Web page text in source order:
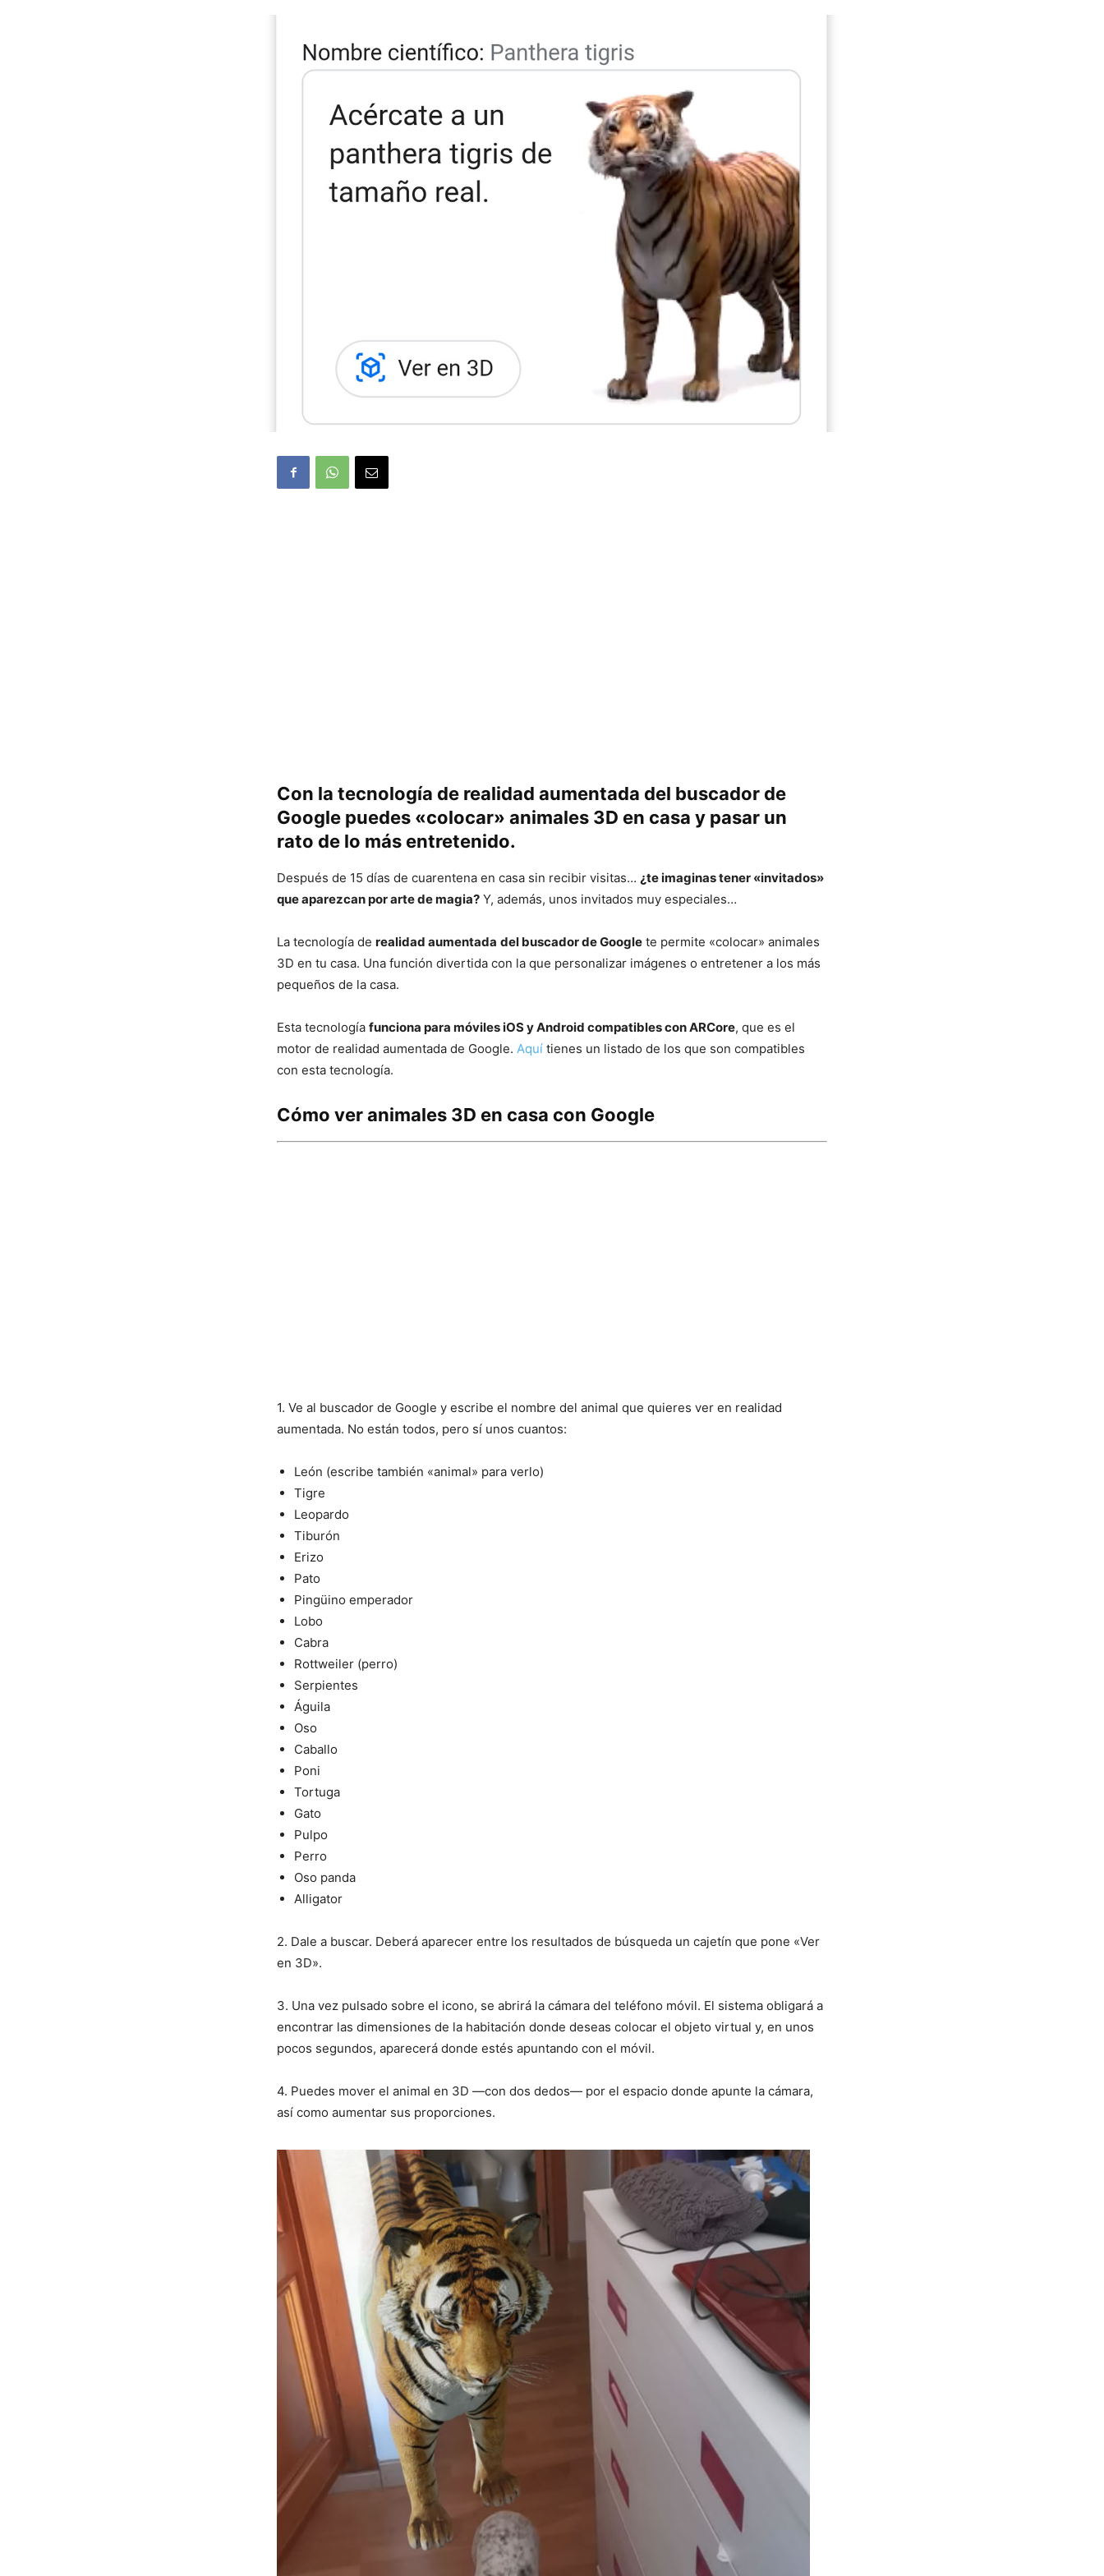
Con la tecnología de realidad aumentada del buscador de
Google puedes «colocar» animales 3D en casa y pasar un
rato de lo más entretenido.
Después de 15 días de cuarentena en casa sin recibir visitas… ¿te imaginas tener «invitados»
que aparezcan por arte de magia? Y, además, unos invitados muy especiales…
La tecnología de realidad aumentada del buscador de Google te permite «colocar» animales
3D en tu casa. Una función divertida con la que personalizar imágenes o entretener a los más
pequeños de la casa.
Esta tecnología funciona para móviles iOS y Android compatibles con ARCore, que es el
motor de realidad aumentada de Google. Aquí tienes un listado de los que son compatibles
con esta tecnología.
Cómo ver animales 3D en casa con Google
1. Ve al buscador de Google y escribe el nombre del animal que quieres ver en realidad
aumentada. No están todos, pero sí unos cuantos:
León (escribe también «animal» para verlo)
Tigre
Leopardo
Tiburón
Erizo
Pato
Pingüino emperador
Lobo
Cabra
Rottweiler (perro)
Serpientes
Águila
Oso
Caballo
Poni
Tortuga
Gato
Pulpo
Perro
Oso panda
Alligator
2. Dale a buscar. Deberá aparecer entre los resultados de búsqueda un cajetín que pone «Ver
en 3D».
3. Una vez pulsado sobre el icono, se abrirá la cámara del teléfono móvil. El sistema obligará a
encontrar las dimensiones de la habitación donde deseas colocar el objeto virtual y, en unos
pocos segundos, aparecerá donde estés apuntando con el móvil.
4. Puedes mover el animal en 3D —con dos dedos— por el espacio donde apunte la cámara,
así como aumentar sus proporciones.